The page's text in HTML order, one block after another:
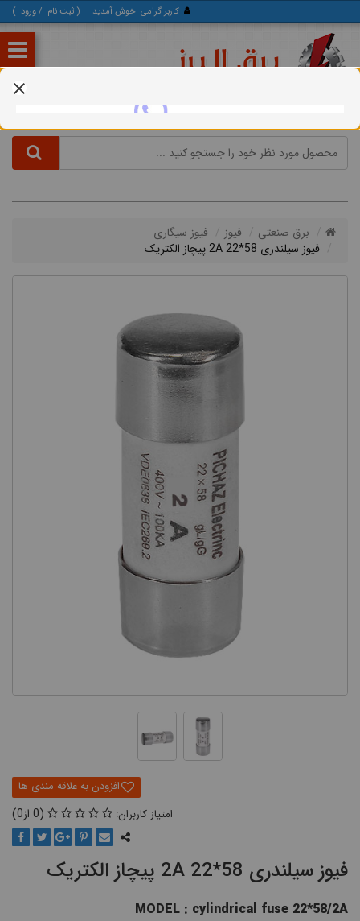
کاربر گرامی خوش آمدید ... ( ثبت‌ نام /ورود )
برق صنعتی فیوز
فیوز سیگاری
فیوز سیلندری 58*22 2A پیچاز الکتریک
0
0
فیوز سیلندری 58*22 2A پیچاز الکتریک
MODEL : cylindrical fuse 22*58/2A